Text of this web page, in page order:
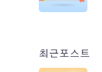
최근포스트